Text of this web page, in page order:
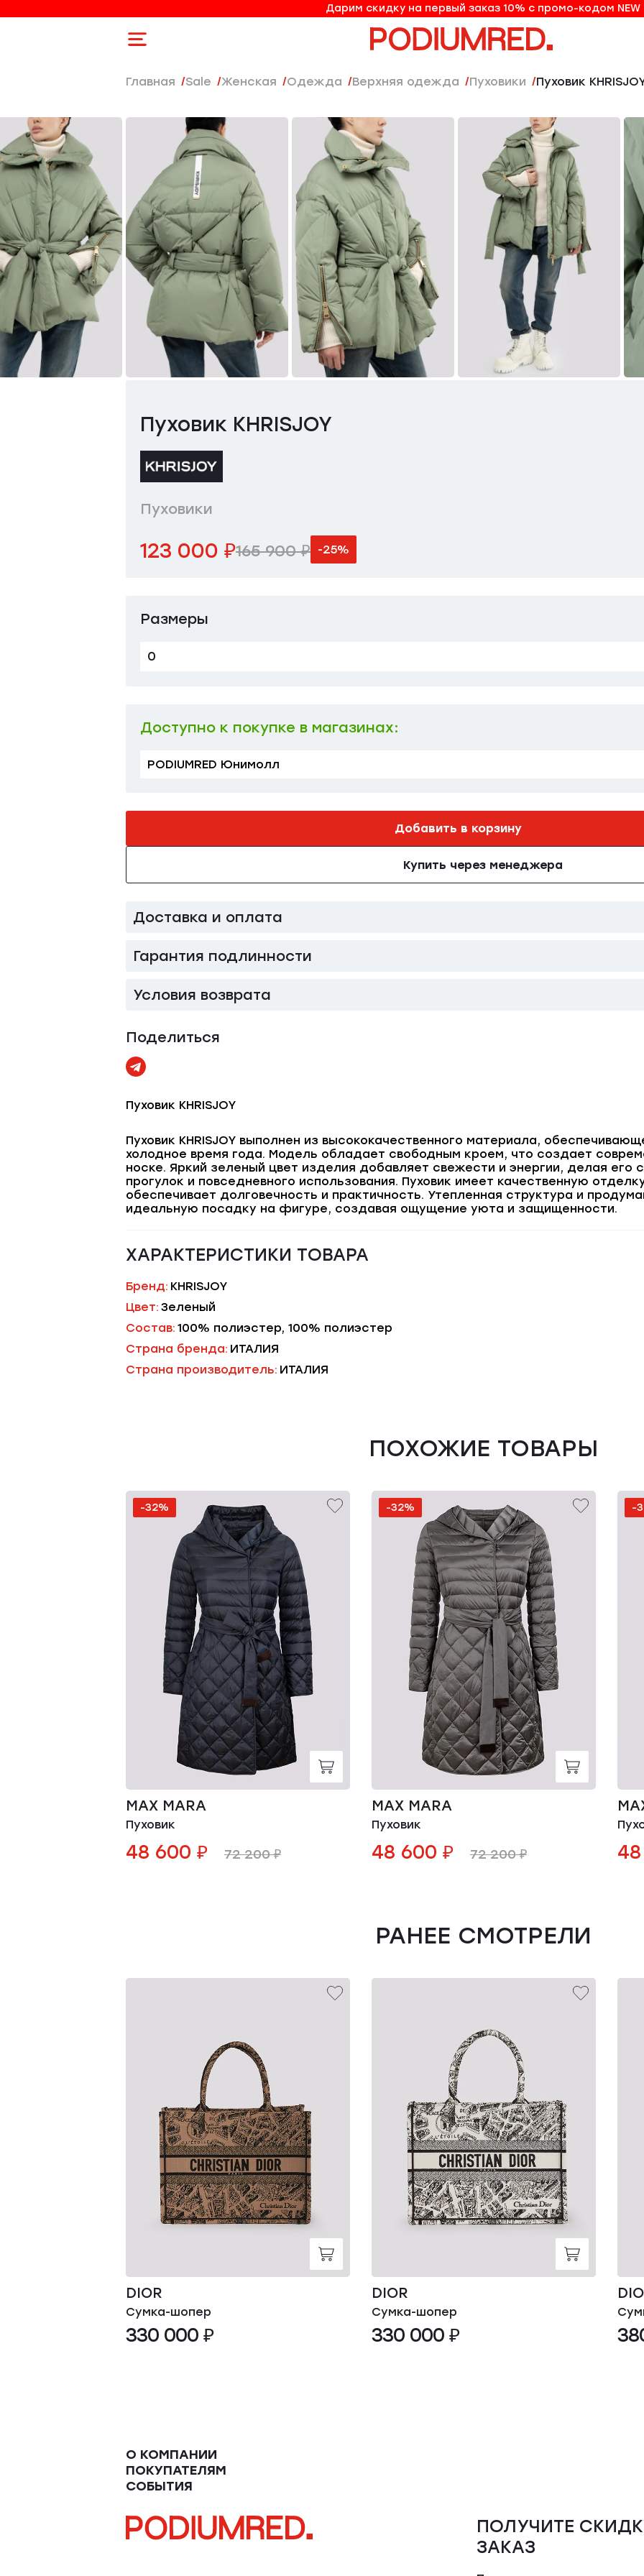
10% на первый заказ по промо-коду NEW
Дарим скидку на первый заказ 10% с промо-кодом NEW
Главная Sale женская Одежда Верхняя одежда Пуховики Пуховик
Пуховик KHRISJOY
Пуховики
123 000 ₽165 900 ₽ -25%
Размеры
0
Доступно к покупке в магазинах:
PODIUMRED Юнимолл
Добавить в корзину
Купить через менеджера
Доставка и оплата
Гарантия подлинности
Условия возврата
Поделиться
Пуховик KHRISJOY
Пуховик KHRISJOY выполнен из высококачественного материала,
холодное время года. Модель обладает свободным кроем, что создает
носке. Яркий зеленый цвет изделия добавляет свежести и энергии, делая его
прогулок и повседневного использования. Пуховик имеет качественную
обеспечивает долговечность и практичность. Утепленная структура и
идеальную посадку на фигуре, создавая ощущение уюта и защищенности.
ХАРАКТЕРИСТИКИ ТОВАРА
Бренд: KHRISJOY
Цвет: Зеленый
Состав: 100% полиэстер, 100% полиэстер
Страна бренда: ИТАЛИЯ
Страна производитель: ИТАЛИЯ
ПОХОЖИЕ ТОВАРЫ
-32%
MAX MARA
Пуховик
48 600 ₽ 72 200 ₽
-32%
MAX MARA
Пуховик
48 600 ₽ 72 200 ₽
-
РАНЕЕ СМОТРЕЛИ
DIOR
Сумка-шопер
330 000 ₽
DIOR
Сумка-шопер
330 000 ₽
О КОМПАНИИ
ПОКУПАТЕЛЯМ
СОБЫТИЯ
ПОЛУЧИТЕ
ЗАКАЗ